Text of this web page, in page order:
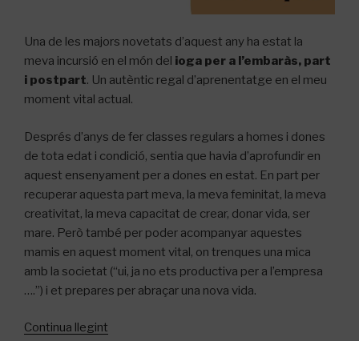
Una de les majors novetats d’aquest any ha estat la
meva incursió en el món del ioga per a l’embaràs, part
i postpart. Un autèntic regal d’aprenentatge en el meu
moment vital actual.
Després d’anys de fer classes regulars a homes i dones
de tota edat i condició, sentia que havia d’aprofundir en
aquest ensenyament per a dones en estat. En part per
recuperar aquesta part meva, la meva feminitat, la meva
creativitat, la meva capacitat de crear, donar vida, ser
mare. Però també per poder acompanyar aquestes
mamis en aquest moment vital, on trenques una mica
amb la societat (“ui, ja no ets productiva per a l’empresa
….”) i et prepares per abraçar una nova vida.
Continua llegint